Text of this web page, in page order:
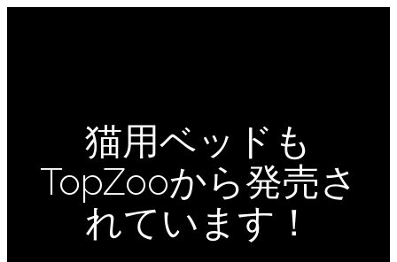
猫用ベッドも
TopZooから発売さ
れています！